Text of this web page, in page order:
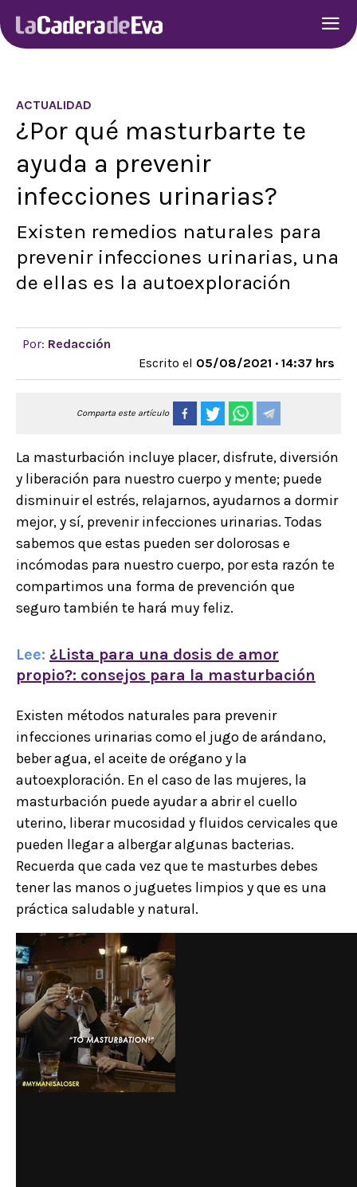
ACTUALIDAD
¿Por qué masturbarte te
ayuda a prevenir
infecciones urinarias?
Existen remedios naturales para
prevenir infecciones urinarias, una
de ellas es la autoexploración
Por: Redacción
Escrito el 05/08/2021 · 14:37 hrs
Comparta este artículo
La masturbación incluye placer, disfrute, diversión
y liberación para nuestro cuerpo y mente; puede
disminuir el estrés, relajarnos, ayudarnos a dormir
mejor, y sí, prevenir infecciones urinarias. Todas
sabemos que estas pueden ser dolorosas e
incómodas para nuestro cuerpo, por esta razón te
compartimos una forma de prevención que
seguro también te hará muy feliz.
Lee: ¿Lista para una dosis de amor
propio?: consejos para la masturbación
Existen métodos naturales para prevenir
infecciones urinarias como el jugo de arándano,
beber agua, el aceite de orégano y la
autoexploración. En el caso de las mujeres, la
masturbación puede ayudar a abrir el cuello
uterino, liberar mucosidad y fluidos cervicales que
pueden llegar a albergar algunas bacterias.
Recuerda que cada vez que te masturbes debes
tener las manos o juguetes limpios y que es una
práctica saludable y natural.